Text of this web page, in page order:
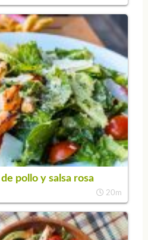
pollo y salsa rosa
20m